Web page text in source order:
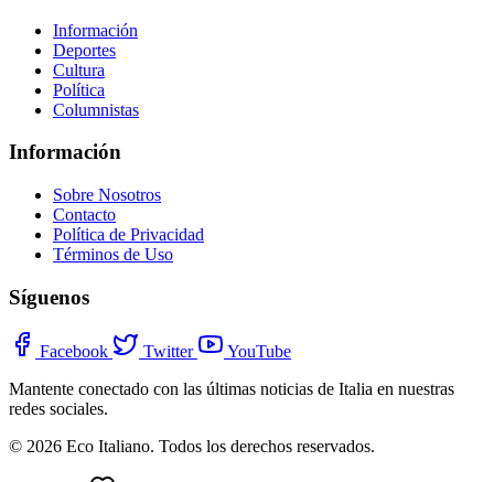
Información
Deportes
Cultura
Política
Columnistas
Información
Sobre Nosotros
Contacto
Política de Privacidad
Términos de Uso
Síguenos
Facebook Twitter
YouTube
Mantente conectado con las últimas noticias de Italia en nuestras
redes sociales.
© 2026 Eco Italiano. Todos los derechos reservados.